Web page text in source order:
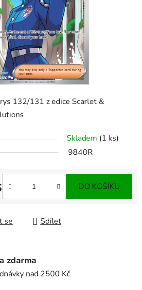
132/131 z edice Scarlet &
Skladem (1 ks)
9840R
DO KOŠÍKU
se Sdílet
zdarma
nad 2500 Kč